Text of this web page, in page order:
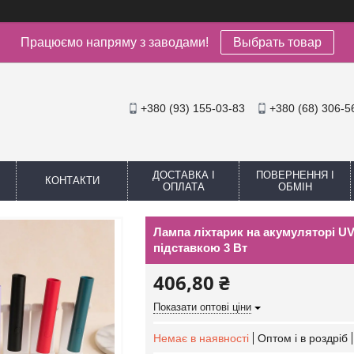
Працюємо напряму з заводами! Выбрать товар
+380 (93) 155-03-83 +380 (68) 306-
КОНТАКТИ
ДОСТАВКА І
ОПЛАТА
ПОВЕРНЕННЯ І
ОБМІН
Лампа ліхтарик на акумуляторі
підставкою 3 Вт
406,80 ₴
Показати оптові ціни
Немає в наявності Оптом і в роздріб